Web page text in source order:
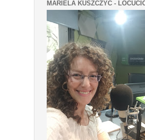
MARIELA KUSZCZYC -